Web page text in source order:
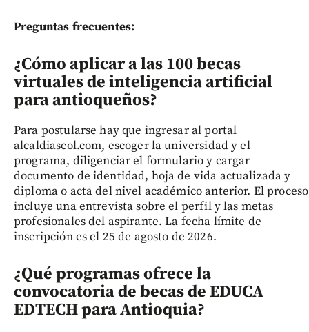
Preguntas frecuentes:
¿Cómo aplicar a las 100 becas
virtuales de inteligencia artificial
para antioqueños?
Para postularse hay que ingresar al portal
alcaldiascol.com, escoger la universidad y el
programa, diligenciar el formulario y cargar
documento de identidad, hoja de vida actualizada y
diploma o acta del nivel académico anterior. El proceso
incluye una entrevista sobre el perfil y las metas
profesionales del aspirante. La fecha límite de
inscripción es el 25 de agosto de 2026.
¿Qué programas ofrece la
convocatoria de becas de EDUCA
EDTECH para Antioquia?